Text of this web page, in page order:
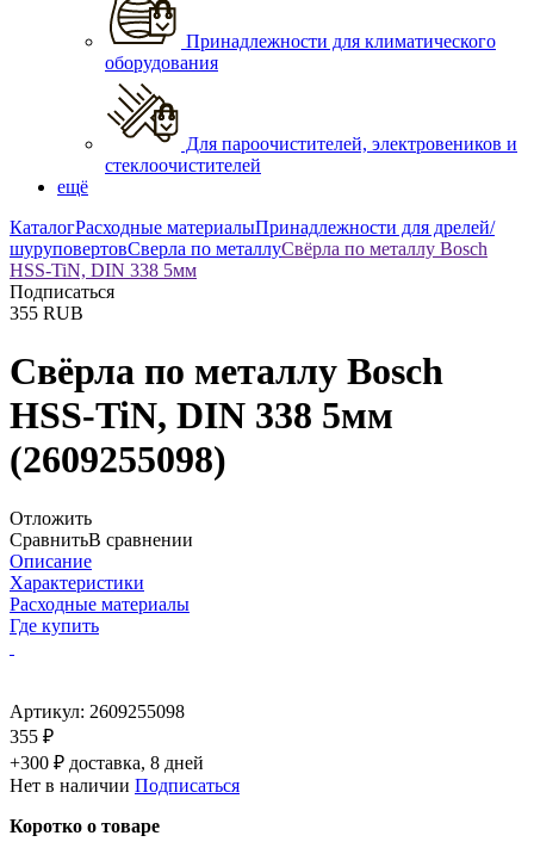
Принадлежности для климатического
оборудования
Для пароочистителей, электровеников и
стеклоочистителей
ещё
КаталогРасходные материалыПринадлежности для дрелей/
шуруповертовСверла по металлуСвёрла по металлу Bosch
HSS-TiN, DIN 338 5мм
Подписаться
355 RUB
Свёрла по металлу Bosch
HSS-TiN, DIN 338 5мм
(2609255098)
Отложить
СравнитьВ сравнении
Описание
Характеристики
Расходные материалы
Где купить
Артикул: 2609255098
355 ₽
+300 ₽ доставка, 8 дней
Нет в наличии Подписаться
Коротко о товаре